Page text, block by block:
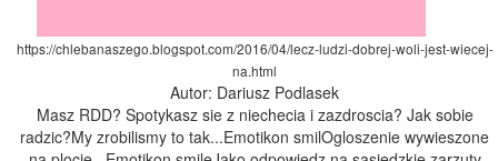
https://chlebanaszego.blogspot.com/2016/04/lecz-ludzi-dobrej-woli-jest-wiecej-
na.html
Autor: Dariusz Podlasek
Masz RDD? Spotykasz sie z niechecia i zazdroscia? Jak sobie
radzic?My zrobilismy to tak...Emotikon smilOgloszenie wywieszone